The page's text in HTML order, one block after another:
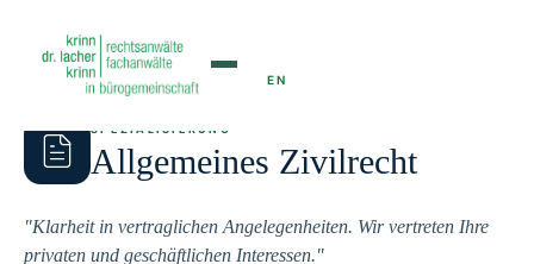
← ZURÜCK ZU DEN FACHGEBIETEN
SPEZIALISIERUNG
Allgemeines Zivilrecht
"Klarheit in vertraglichen Angelegenheiten. Wir vertreten Ihre
privaten und geschäftlichen Interessen."